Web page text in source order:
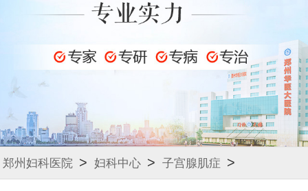
郑州妇科医院 > 妇科中心 > 子宫腺肌症 >